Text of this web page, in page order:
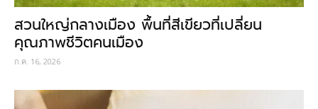
สวนใหญ่กลางเมือง พื้นที่สีเขียวที่เปลี่ยน
คุณภาพชีวิตคนเมือง
ก.ค. 16, 2026